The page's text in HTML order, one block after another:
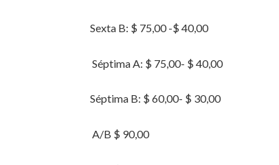
Sexta B: $ 75,00 -$ 40,00
Séptima A: $ 75,00- $ 40,00
Séptima B: $ 60,00- $ 30,00
A/B $ 90,00